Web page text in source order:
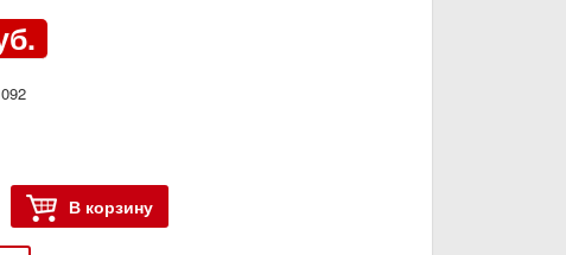
В корзину